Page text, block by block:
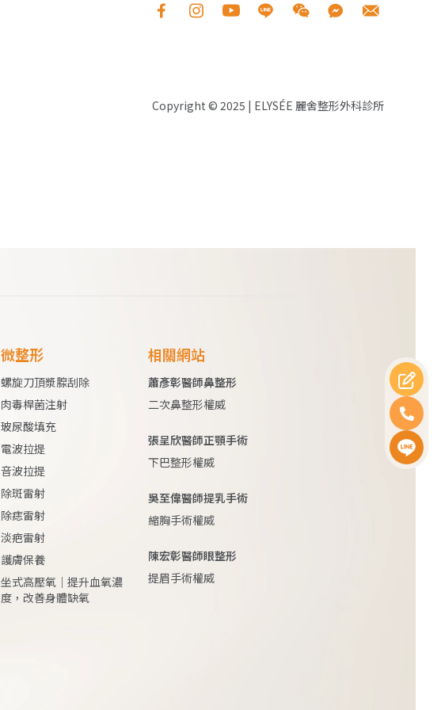
Copyright © 2025 | ELYSÉE 麗舍整形外科診所
微整形
螺旋刀頂漿腺刮除
肉毒桿菌注射
玻尿酸填充
電波拉提
音波拉提
除斑雷射
除痣雷射
淡疤雷射
護膚保養
坐式高壓氧｜提升血氧濃
度，改善身體缺氧
相關網站
蕭彥彰醫師鼻整形
二次鼻整形權威
張呈欣醫師正顎手術
下巴整形權威
吳至偉醫師提乳手術
縮胸手術權威
陳宏彰醫師眼整形
提眉手術權威